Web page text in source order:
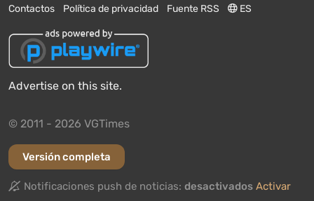
Contactos
Política de privacidad Fuente RSS ES
Advertise on this site.
© 2011 - 2026 VGTimes
Versión completa
Notificaciones push de noticias: desactivados Activar